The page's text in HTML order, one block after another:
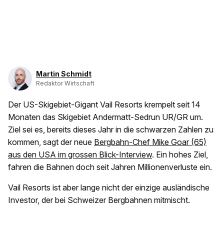
Martin Schmidt
Redaktor Wirtschaft
Der US-Skigebiet-Gigant Vail Resorts krempelt seit 14
Monaten das Skigebiet Andermatt-Sedrun UR/GR um.
Ziel sei es, bereits dieses Jahr in die schwarzen Zahlen zu
kommen, sagt der neue Bergbahn-Chef Mike Goar (65)
aus den USA im grossen Blick-Interview. Ein hohes Ziel,
fahren die Bahnen doch seit Jahren Millionenverluste ein.
Vail Resorts ist aber lange nicht der einzige ausländische
Investor, der bei Schweizer Bergbahnen mitmischt.